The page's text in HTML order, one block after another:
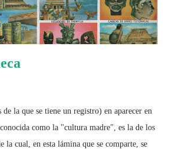
la que se tiene un registro) en aparecer en
como la "cultura madre", es la de los
la cual, en esta lámina que se comparte, se